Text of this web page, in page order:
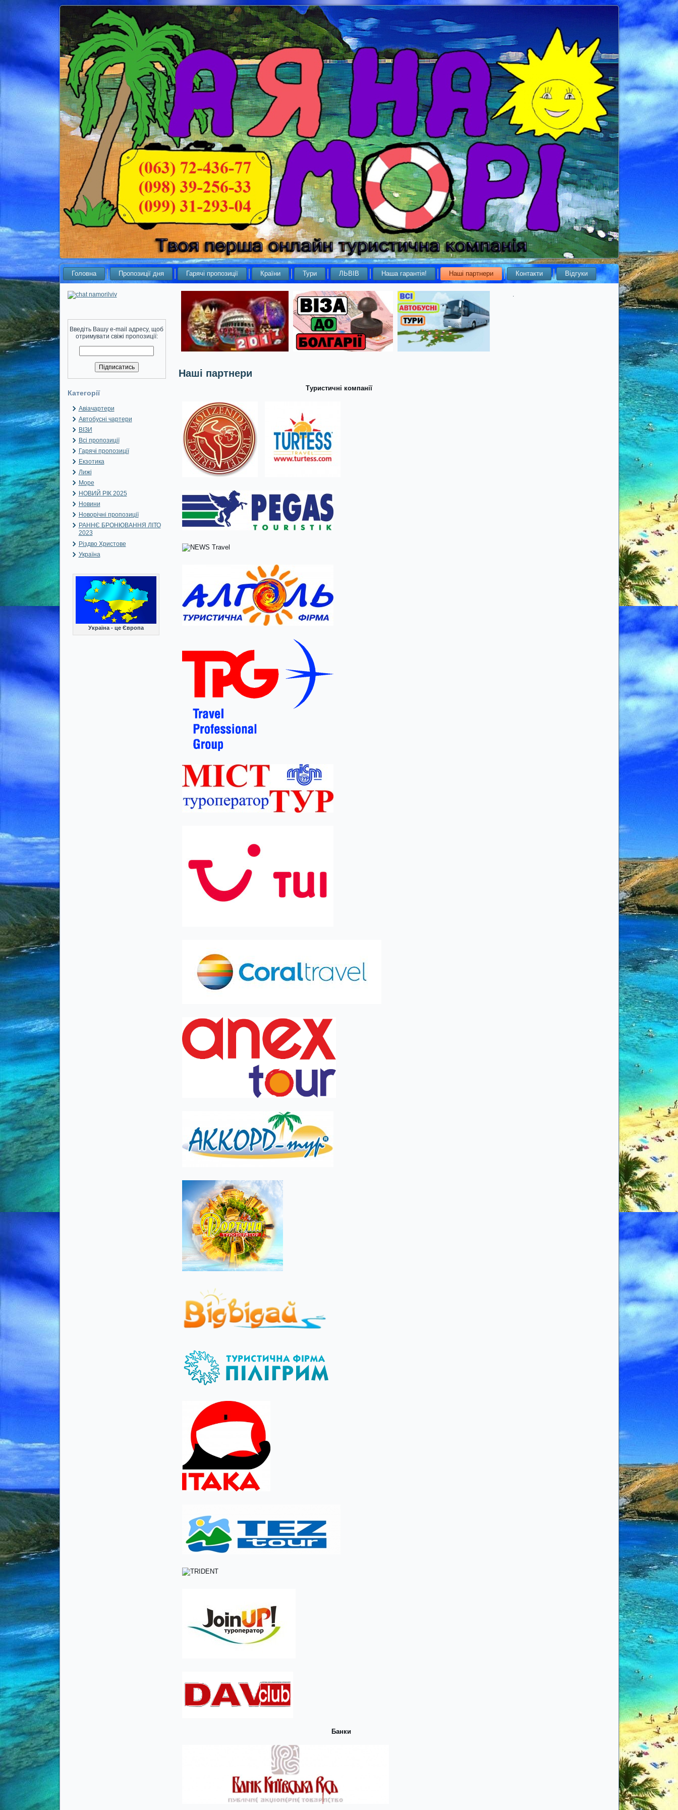
Головна Пропозиції дня Гарячі пропозиції Країни Тури ЛЬВІВ Наша гарантія! Наші партнери Контакти Відгуки
Введіть Вашу e-mail адресу, щоб
отримувати свіжі пропозиції:
Категорії
Авіачартери
Автобусні чартери
ВІЗИ
Всі пропозиції
Гарячі пропозиції
Екзотика
Лижі
Море
НОВИЙ РІК 2025
Новини
Новорічні пропозиції
РАННЄ БРОНЮВАННЯ ЛІТО
2023
Різдво Христове
Україна
Україна - це Європа
Наші партнери
Туристичні компанії
Банки
.